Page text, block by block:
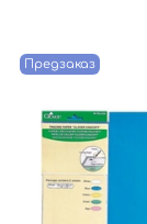
Предзаказ